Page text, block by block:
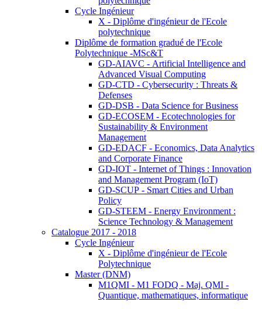
Cycle Ingénieur
X - Diplôme d'ingénieur de l'Ecole
polytechnique
Diplôme de formation gradué de l'Ecole
Polytechnique -MSc&T
GD-AIAVC - Artificial Intelligence and
Advanced Visual Computing
GD-CTD - Cybersecurity : Threats &
Defenses
GD-DSB - Data Science for Business
GD-ECOSEM - Ecotechnologies for
Sustainability & Environment
Management
GD-EDACF - Economics, Data Analytics
and Corporate Finance
GD-IOT - Internet of Things : Innovation
and Management Program (IoT)
GD-SCUP - Smart Cities and Urban
Policy
GD-STEEM - Energy Environment :
Science Technology & Management
Catalogue 2017 - 2018
Cycle Ingénieur
X - Diplôme d'ingénieur de l'Ecole
Polytechnique
Master (DNM)
M1QMI - M1 FODQ - Maj. QMI -
Quantique, mathematiques, informatique